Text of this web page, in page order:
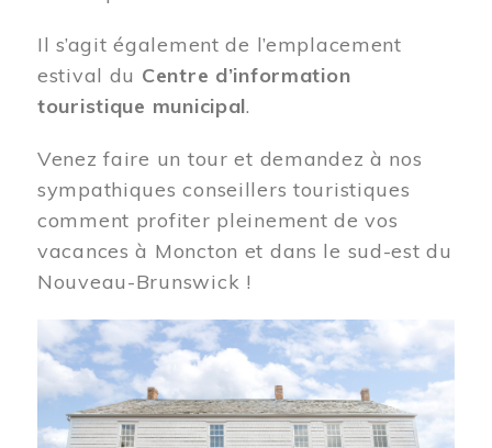
Il s’agit également de l’emplacement
estival du Centre d’information
touristique municipal.
Venez faire un tour et demandez à nos
sympathiques conseillers touristiques
comment profiter pleinement de vos
vacances à Moncton et dans le sud-est du
Nouveau-Brunswick !
Image